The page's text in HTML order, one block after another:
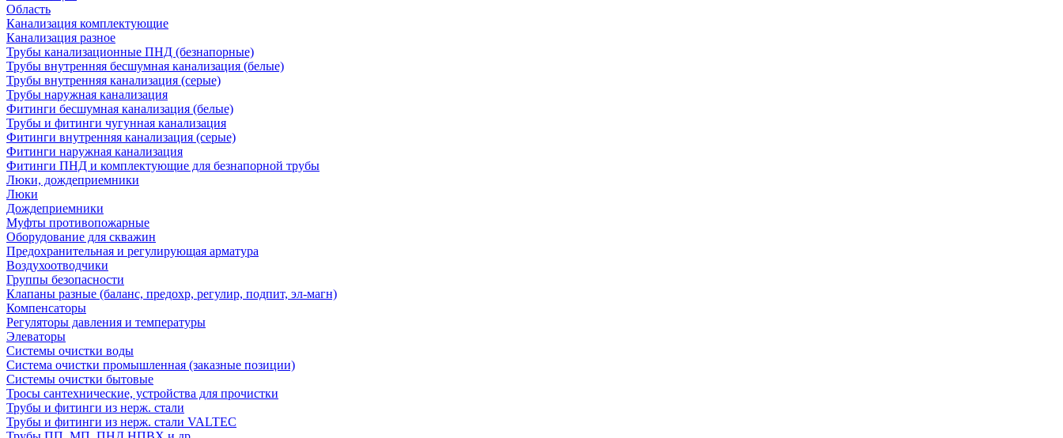
Область
Канализация комплектующие
Канализация разное
Трубы канализационные ПНД (безнапорные)
Трубы внутренняя бесшумная канализация (белые)
Трубы внутренняя канализация (серые)
Трубы наружная канализация
Фитинги бесшумная канализация (белые)
Трубы и фитинги чугунная канализация
Фитинги внутренняя канализация (серые)
Фитинги наружная канализация
Фитинги ПНД и комплектующие для безнапорной трубы
Люки, дождеприемники
Люки
Дождеприемники
Муфты противопожарные
Оборудование для скважин
Предохранительная и регулирующая арматура
Воздухоотводчики
Группы безопасности
Клапаны разные (баланс, предохр, регулир, подпит, эл-магн)
Компенсаторы
Регуляторы давления и температуры
Элеваторы
Системы очистки воды
Система очистки промышленная (заказные позиции)
Системы очистки бытовые
Тросы сантехнические, устройства для прочистки
Трубы и фитинги из нерж. стали
Трубы и фитинги из нерж. стали VALTEC